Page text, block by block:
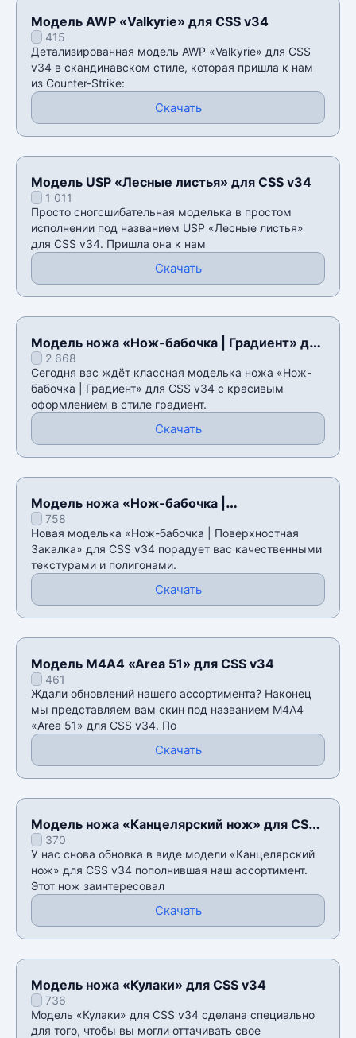
Модель AWP «Valkyrie» для CSS v34
415
Детализированная модель AWP «Valkyrie» для CSS
v34 в скандинавском стиле, которая пришла к нам
из Counter-Strike:
Скачать
Модель USP «Лесные листья» для CSS v34
1 011
Просто сногсшибательная моделька в простом
исполнении под названием USP «Лесные листья»
для CSS v34. Пришла она к нам
Скачать
Модель ножа «Нож-бабочка | Градиент» для
CSS v34
2 668
Сегодня вас ждёт классная моделька ножа «Нож-
бабочка | Градиент» для CSS v34 с красивым
оформлением в стиле градиент.
Скачать
Модель ножа «Нож-бабочка |
Поверхностная Закалка» для CSS v34
758
Новая моделька «Нож-бабочка | Поверхностная
Закалка» для CSS v34 порадует вас качественными
текстурами и полигонами.
Скачать
Модель М4А4 «Area 51» для CSS v34
461
Ждали обновлений нашего ассортимента? Наконец
мы представляем вам скин под названием М4А4
«Area 51» для CSS v34. По
Скачать
Модель ножа «Канцелярский нож» для CSS
v34370
У нас снова обновка в виде модели «Канцелярский
нож» для CSS v34 пополнившая наш ассортимент.
Этот нож заинтересовал
Скачать
Модель ножа «Кулаки» для CSS v34
736
Модель «Кулаки» для CSS v34 сделана специально
для того, чтобы вы могли оттачивать свое